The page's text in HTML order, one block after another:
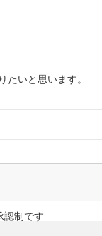
いと思います。
認制です